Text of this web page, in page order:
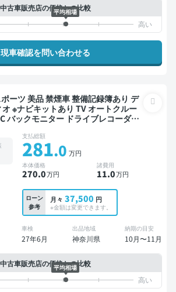
中古車販売店の価格との比較
平均相場
現車確認を問い合わせる
記録簿あり デ
※ナビキットあり TV オートクルー
バックモニター ドライブレコーダー
支払総額
281.0 万円
本体価格
270.0万円
諸費用
11.0万円
ローン
参考
月々 37,500 円
※金額は変更できます。
車検
27年6月
出品地域
神奈川県
納期の目安
10月〜11月
中古車販売店の価格との比較
平均相場